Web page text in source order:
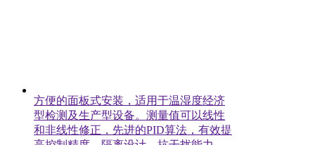
方便的面板式安装，适用于温湿度经济
型检测及生产型设备。测量值可以线性
和非线性修正，先进的PID算法，有效提